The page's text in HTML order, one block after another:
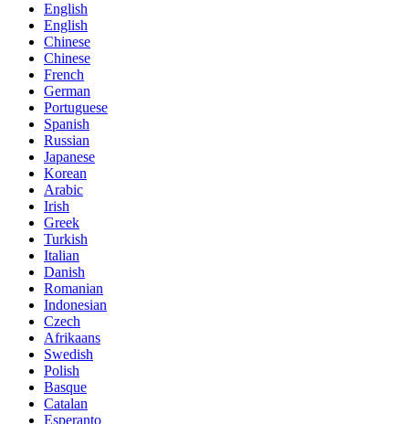
English
English
Chinese
Chinese
French
German
Portuguese
Spanish
Russian
Japanese
Korean
Arabic
Irish
Greek
Turkish
Italian
Danish
Romanian
Indonesian
Czech
Afrikaans
Swedish
Polish
Basque
Catalan
Esperanto